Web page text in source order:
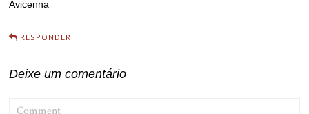
Avicenna
RESPONDER
Deixe um comentário